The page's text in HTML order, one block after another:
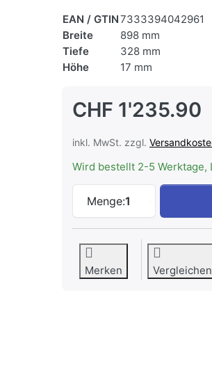
EAN / GTIN7333394042961
Breite
898 mm
Tiefe
328 mm
Höhe
17 mm
CHF 1'235.90
inkl. MwSt. zzgl.
Wird bestellt 2-5 Werktage,
Menge:1
Merken Vergleichen